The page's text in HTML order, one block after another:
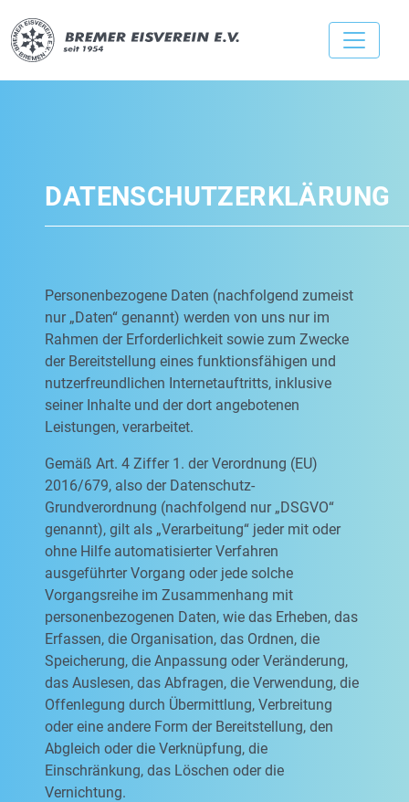
DATENSCHUTZERKLÄRUNG
Personenbezogene Daten (nachfolgend zumeist
nur „Daten“ genannt) werden von uns nur im
Rahmen der Erforderlichkeit sowie zum Zwecke
der Bereitstellung eines funktionsfähigen und
nutzerfreundlichen Internetauftritts, inklusive
seiner Inhalte und der dort angebotenen
Leistungen, verarbeitet.
Gemäß Art. 4 Ziffer 1. der Verordnung (EU)
2016/679, also der Datenschutz-
Grundverordnung (nachfolgend nur „DSGVO“
genannt), gilt als „Verarbeitung“ jeder mit oder
ohne Hilfe automatisierter Verfahren
ausgeführter Vorgang oder jede solche
Vorgangsreihe im Zusammenhang mit
personenbezogenen Daten, wie das Erheben, das
Erfassen, die Organisation, das Ordnen, die
Speicherung, die Anpassung oder Veränderung,
das Auslesen, das Abfragen, die Verwendung, die
Offenlegung durch Übermittlung, Verbreitung
oder eine andere Form der Bereitstellung, den
Abgleich oder die Verknüpfung, die
Einschränkung, das Löschen oder die
Vernichtung.